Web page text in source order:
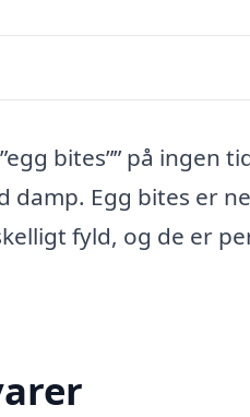
bites”” på ingen
damp. Egg bites er
fyld, og de er